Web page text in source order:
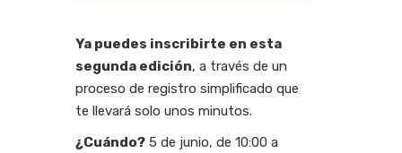
Ya puedes inscribirte en esta
segunda edición, a través de un
proceso de registro simplificado que
te llevará solo unos minutos.
¿Cuándo? 5 de junio, de 10:00 a